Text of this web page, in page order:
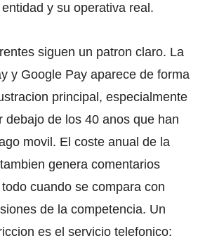
y su operativa real.
siguen un patron claro. La
y Google Pay aparece de forma
principal, especialmente
debajo de los 40 anos que han
movil. El coste anual de la
genera comentarios
cuando se compara con
de la competencia. Un
es el servicio telefonico: